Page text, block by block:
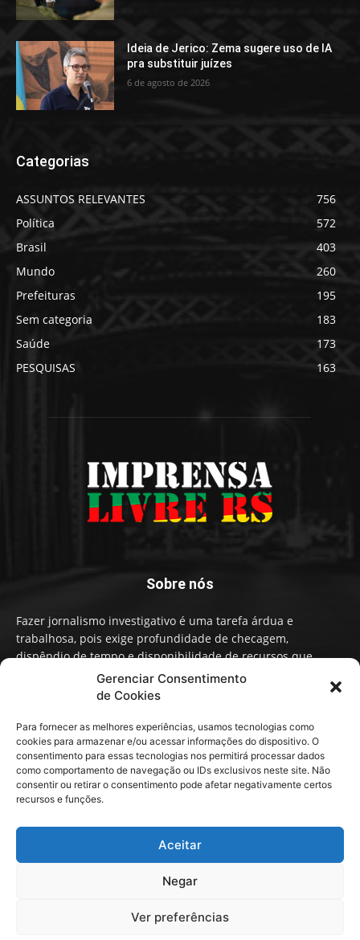
Gerenciar Consentimento
de Cookies
Para fornecer as melhores experiências, usamos tecnologias como
cookies para armazenar e/ou acessar informações do dispositivo. O
consentimento para essas tecnologias nos permitirá processar dados
como comportamento de navegação ou IDs exclusivos neste site. Não
consentir ou retirar o consentimento pode afetar negativamente certos
recursos e funções.
Aceitar
Negar
Ver preferências
Ideia de Jerico: Zema sugere uso de IA
pra substituir juízes
6 de agosto de 2026
Categorias
ASSUNTOS RELEVANTES
756
Política
572
Brasil
403
Mundo
260
Prefeituras
195
Sem categoria
183
Saúde
173
PESQUISAS
163
Sobre nós
Fazer jornalismo investigativo é uma tarefa árdua e
trabalhosa, pois exige profundidade de checagem,
dispêndio de tempo e disponibilidade de recursos que
influenciam na qualidade de informação e conteúdo. A
Imprensa Livre RS faz um Jornalismo independente,
Contato:contato@imprensalivrers.com.br